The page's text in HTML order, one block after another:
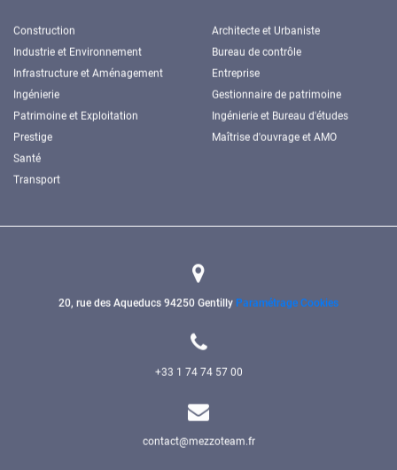
Construction
Industrie et Environnement
Infrastructure et Aménagement
Ingénierie
Patrimoine et Exploitation
Prestige
Santé
Transport
Architecte et Urbaniste
Bureau de contrôle
Entreprise
Gestionnaire de patrimoine
Ingénierie et Bureau d'études
Maîtrise d'ouvrage et AMO
20, rue des Aqueducs 94250 Gentilly Paramétrage Cookies
+33 1 74 74 57 00
contact@mezzoteam.fr